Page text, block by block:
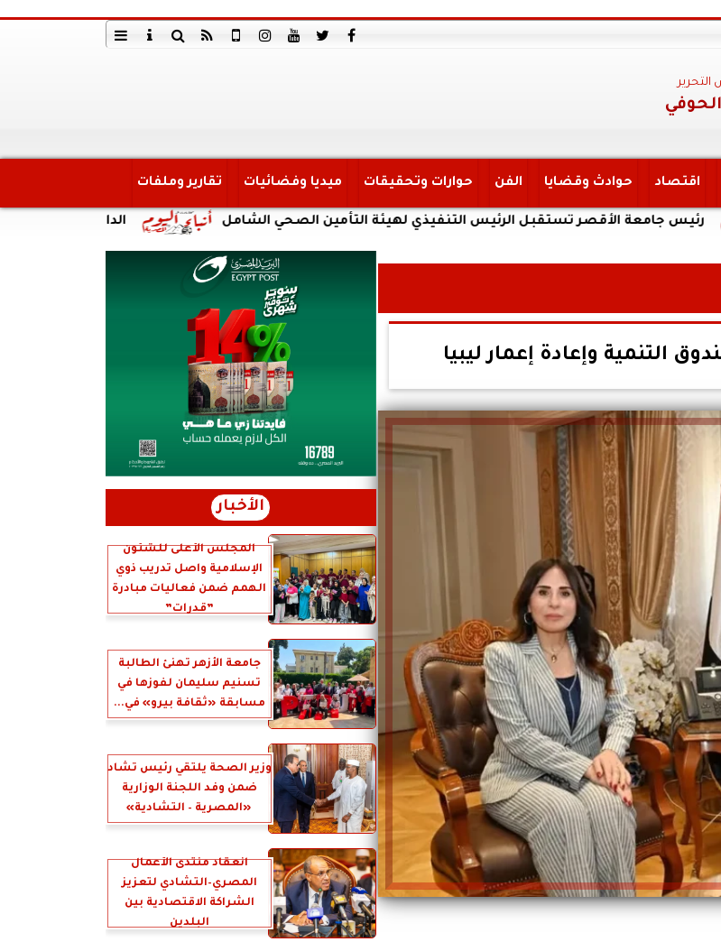
التحرير
اقتصاد حوادث وقضايا الفن حوارات وتحقيقات ميديا وفضائيات تقارير وملفات
الداخلية: ضبط أحد الأشخاص الأقصر تستقبل الرئيس التنفيذي لهيئة التأمين الصحي الشامل
التنمية وإعادة إعمار ليبيا
الأخبار
المجلس الأعلى للشئون
الإسلامية واصل تدريب ذوي
الهمم ضمن فعاليات مبادرة
”قدرات”
جامعة الأزهر تهنئ الطالبة
تسنيم سليمان لفوزها في
مسابقة «ثقافة بيرو» في...
وزير الصحة يلتقي رئيس تشاد
ضمن وفد اللجنة الوزارية
«المصرية – التشادية»
انعقاد منتدى الأعمال
المصري–التشادي لتعزيز
الشراكة الاقتصادية بين
البلدين